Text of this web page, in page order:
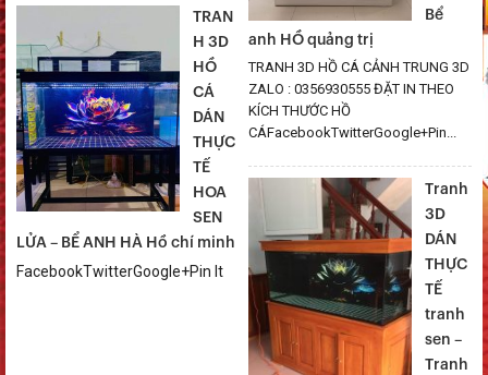
Bể
anh HỒ quảng trị
TRANH 3D HỒ CÁ CẢNH TRUNG 3D
ZALO : 0356930555 ĐẶT IN THEO
KÍCH THƯỚC HỒ
CÁFacebookTwitterGoogle+Pin...
TRAN
H 3D
HỒ
CÁ
DÁN
THỰC
TẾ
HOA
SEN
LỬA – BỂ ANH HÀ Hồ chí minh
FacebookTwitterGoogle+Pin It
Tranh
3D
DÁN
THỰC
TẾ
tranh
sen –
Tranh